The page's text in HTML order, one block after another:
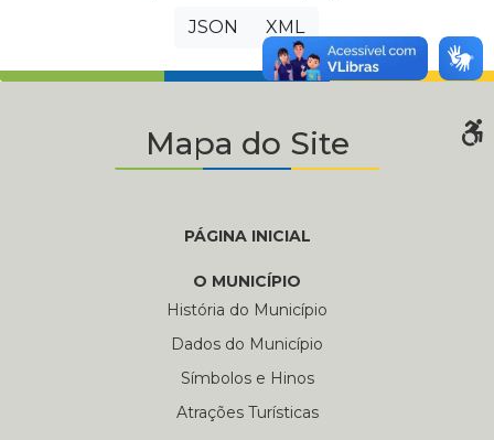
JSON
XML
Mapa do Site
PÁGINA INICIAL
O MUNICÍPIO
História do Município
Dados do Município
Símbolos e Hinos
Atrações Turísticas